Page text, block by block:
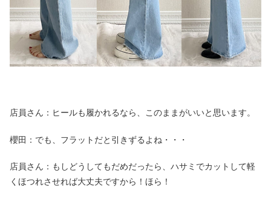
店員さん：ヒールも履かれるなら、このままがいいと思います。
櫻田：でも、フラットだと引きずるよね・・・
店員さん：もしどうしてもだめだったら、ハサミでカットして軽
くほつれさせれば大丈夫ですから！ほら！